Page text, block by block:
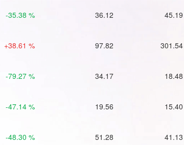
-35.38 % 36.12 45.19
+38.61 % 97.82 301.54
-79.27 % 34.17 18.48
-47.14 % 19.56 15.40
-48.30 % 51.28 41.13